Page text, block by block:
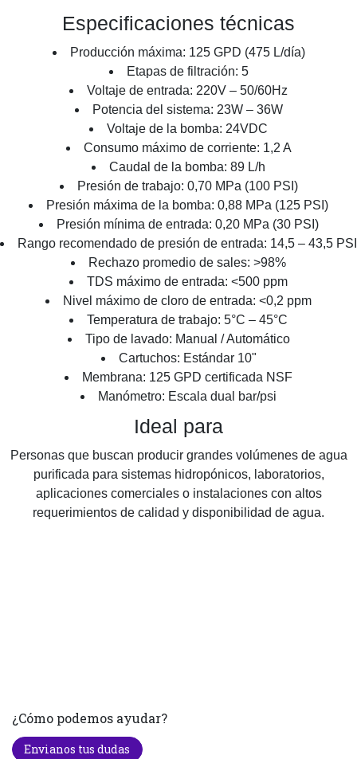
Especificaciones técnicas
Producción máxima: 125 GPD (475 L/día)
Etapas de filtración: 5
Voltaje de entrada: 220V – 50/60Hz
Potencia del sistema: 23W – 36W
Voltaje de la bomba: 24VDC
Consumo máximo de corriente: 1,2 A
Caudal de la bomba: 89 L/h
Presión de trabajo: 0,70 MPa (100 PSI)
Presión máxima de la bomba: 0,88 MPa (125 PSI)
Presión mínima de entrada: 0,20 MPa (30 PSI)
Rango recomendado de presión de entrada: 14,5 – 43,5 PSI
Rechazo promedio de sales: >98%
TDS máximo de entrada: <500 ppm
Nivel máximo de cloro de entrada: <0,2 ppm
Temperatura de trabajo: 5°C – 45°C
Tipo de lavado: Manual / Automático
Cartuchos: Estándar 10"
Membrana: 125 GPD certificada NSF
Manómetro: Escala dual bar/psi
Ideal para
Personas que buscan producir grandes volúmenes de agua
purificada para sistemas hidropónicos, laboratorios,
aplicaciones comerciales o instalaciones con altos
requerimientos de calidad y disponibilidad de agua.
¿Cómo podemos ayudar?
Envianos tus dudas